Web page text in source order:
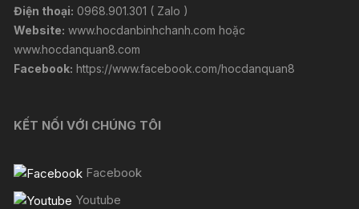
Điện thoại: 0968.901.301 ( Zalo )
Website: www.hocdanbinhchanh.com hoặc
www.hocdanquan8.com
Facebook: https://www.facebook.com/hocdanquan8
KẾT NỐI VỚI CHÚNG TÔI
Facebook
Youtube